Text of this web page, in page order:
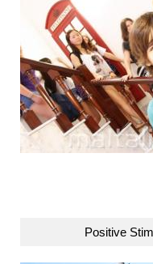
Positive